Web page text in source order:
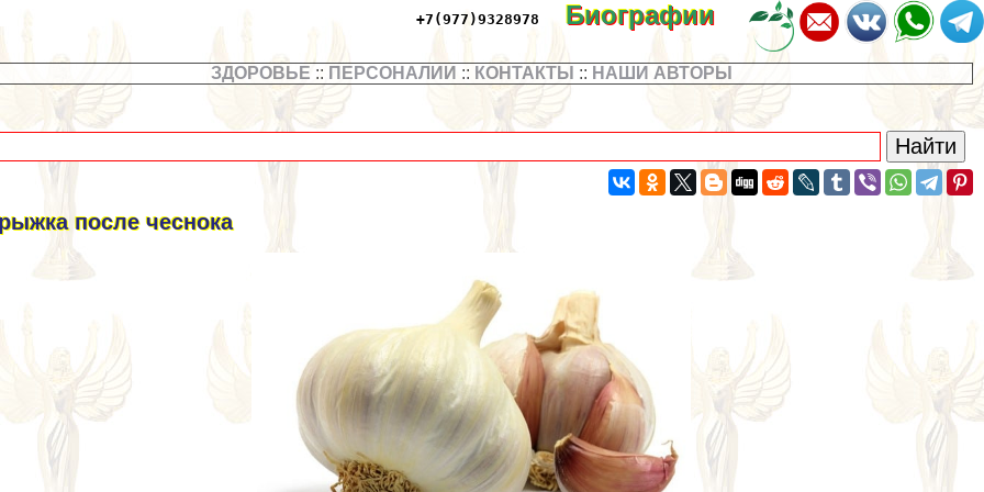
+7(977)9328978 Биографии
ЗДОРОВЬЕ :: ПЕРСОНАЛИИ :: КОНТАКТЫ :: НАШИ АВТОРЫ
после чеснока